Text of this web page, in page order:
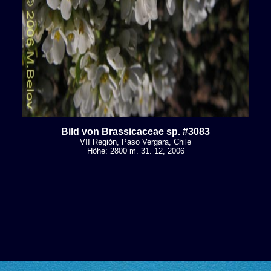
Bild von Brassicaceae sp. #3083
VII Región, Paso Vergara, Chile
Höhe: 2800 m. 31. 12, 2006